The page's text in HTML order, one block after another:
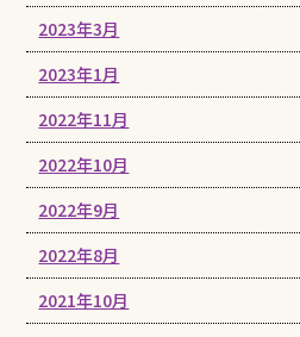
2023年3月
2023年1月
2022年11月
2022年10月
2022年9月
2022年8月
2021年10月